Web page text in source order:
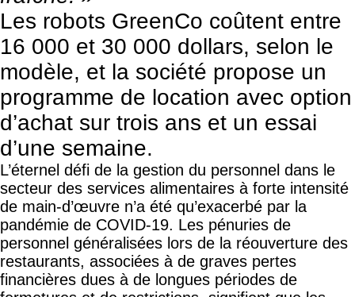
Les robots GreenCo coûtent entre
16 000 et 30 000 dollars, selon le
modèle, et la société propose un
programme de location avec option
d’achat sur trois ans et un essai
d’une semaine.
L’éternel défi de la gestion du personnel dans le
secteur des services alimentaires à forte intensité
de main-d’œuvre n’a été qu’exacerbé par la
pandémie de COVID-19. Les pénuries de
personnel généralisées lors de la réouverture des
restaurants, associées à de graves pertes
financières dues à de longues périodes de